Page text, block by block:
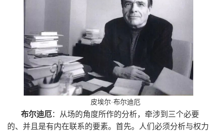
皮埃尔·布尔迪厄
布尔迪厄：从场的角度所作的分析，牵涉到三个必要
的、并且是有内在联系的要素。首先。人们必须分析与权力